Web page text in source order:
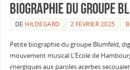
Biographie du groupe
DE HILDEGARD 2 FÉVRIER 2025
Petite biographie du groupe Blumfeld,
mouvement musical L’Ecole de
énergiques aux paroles acerbes